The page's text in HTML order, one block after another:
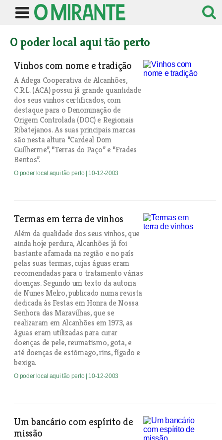
O poder local aqui tão perto
Vinhos com nome e tradição
A Adega Cooperativa de Alcanhões,
C.R.L. (ACA) possui já grande quantidade
dos seus vinhos certificados, com
destaque para o Denominação de
Origem Controlada (DOC) e Regionais
Ribatejanos. As suas principais marcas
são nesta altura “Cardeal Dom
Guilherme”, “Terras do Paço” e “Frades
Bentos”.
O poder local aqui tão perto | 10-12-2003
Termas em terra de vinhos
Além da qualidade dos seus vinhos, que
ainda hoje perdura, Alcanhões já foi
bastante afamada na região e no país
pelas suas termas, cujas águas eram
recomendadas para o tratamento várias
doenças. Segundo um texto da autoria
de Nunes Melro, publicado numa revista
dedicada às Festas em Honra de Nossa
Senhora das Maravilhas, que se
realizaram em Alcanhões em 1973, as
águas eram utilizadas para curar
doenças de pele, reumatismo, gota, e
até doenças de estômago, rins, fígado e
bexiga.
O poder local aqui tão perto | 10-12-2003
Um bancário com espírito de
missão